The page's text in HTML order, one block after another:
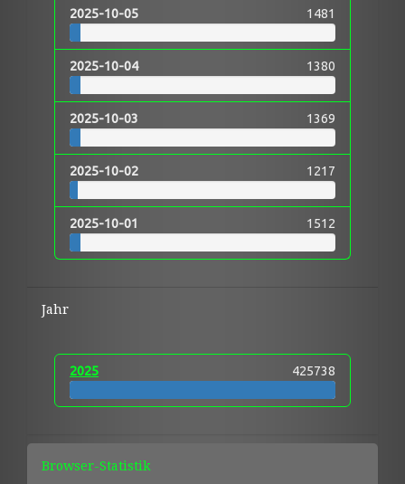
2025-10-05 1481
2025-10-04 1380
2025-10-03 1369
2025-10-02 1217
2025-10-01 1512
Jahr
2025 425738
Browser-Statistik